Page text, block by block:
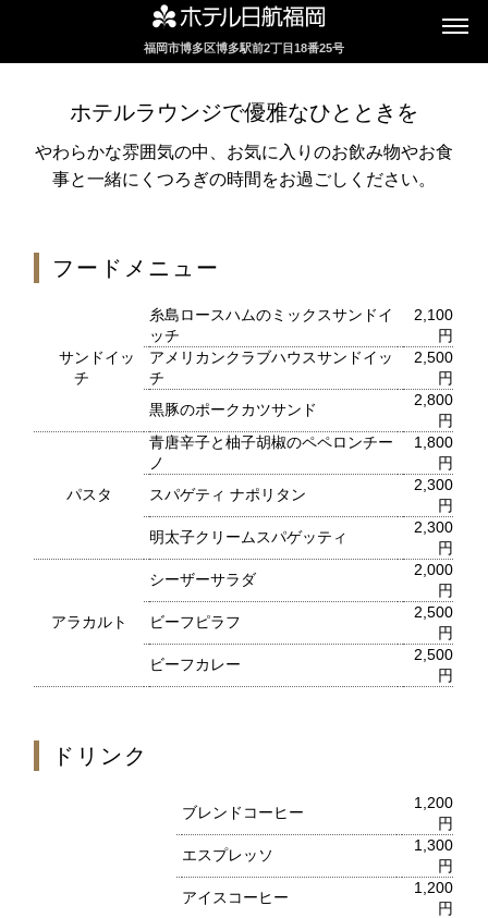
福岡市博多区博多駅前2丁目18番25号
ホテルラウンジで優雅なひとときを
やわらかな雰囲気の中、お気に入りのお飲み物やお食
事と一緒にくつろぎの時間をお過ごしください。
フードメニュー
サンドイッ
チ
糸島ロースハムのミックスサンドイ
ッチ
2,100
円
アメリカンクラブハウスサンドイッ
チ
2,500
円
黒豚のポークカツサンド
2,800
円
パスタ
青唐辛子と柚子胡椒のペペロンチー
ノ
1,800
円
スパゲティ ナポリタン
2,300
円
明太子クリームスパゲッティ
2,300
円
アラカルト
シーザーサラダ
2,000
円
ビーフピラフ
2,500
円
ビーフカレー
2,500
円
ドリンク
ブレンドコーヒー
1,200
円
エスプレッソ
1,300
円
アイスコーヒー
1,200
円
ご予約を承っております
2F カフェレストラン
TEL 092-482-1161
レ・セレブリテ
お席のご予約
TEL 092-482-1163
お席のご予約
TEL 092-482-1164